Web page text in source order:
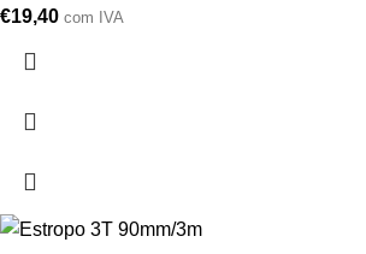
€19,40 com IVA